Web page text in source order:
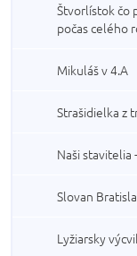
Štvorlístok čo
počas celého
Mikuláš v 4.A
Strašidielka z
Naši stavitelia
Slovan
Lyžiarsky